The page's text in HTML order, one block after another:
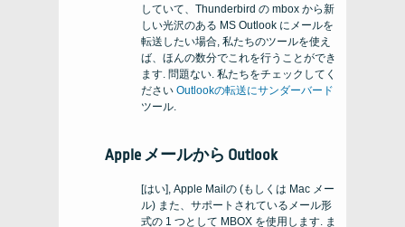
していて、Thunderbird の mbox から新
しい光沢のある MS Outlook にメールを
転送したい場合, 私たちのツールを使え
ば、ほんの数分でこれを行うことができ
ます. 問題ない. 私たちをチェックしてく
ださい Outlookの転送にサンダーバード
ツール.
Apple メールから Outlook
[はい], Apple Mailの (もしくは Mac メー
ル) また、サポートされているメール形
式の 1 つとして MBOX を使用します. ま